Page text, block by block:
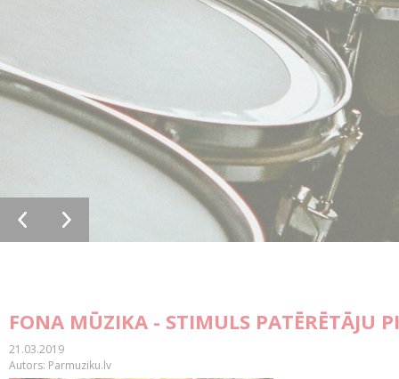
FONA MŪZIKA - STIMULS PATĒRĒTĀJU
21.03.2019
Autors: Parmuziku.lv